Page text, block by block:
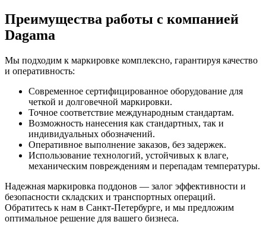
Преимущества работы с компанией
Dagama
Мы подходим к маркировке комплексно, гарантируя качество
и оперативность:
Современное сертифицированное оборудование для
четкой и долговечной маркировки.
Точное соответствие международным стандартам.
Возможность нанесения как стандартных, так и
индивидуальных обозначений.
Оперативное выполнение заказов, без задержек.
Использование технологий, устойчивых к влаге,
механическим повреждениям и перепадам температуры.
Надежная маркировка поддонов — залог эффективности и
безопасности складских и транспортных операций.
Обратитесь к нам в Санкт-Петербурге, и мы предложим
оптимальное решение для вашего бизнеса.